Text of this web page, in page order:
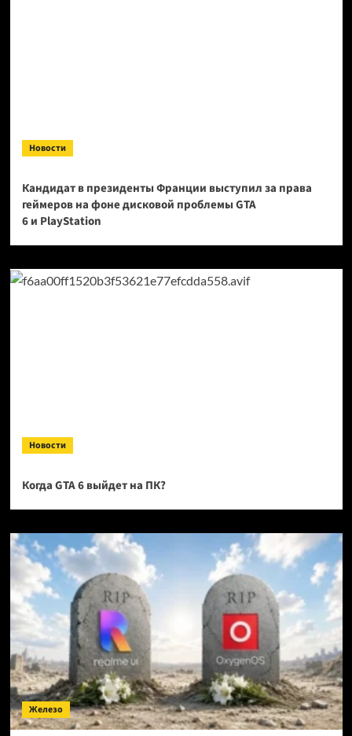
Новости
Кандидат в президенты Франции выступил за права
геймеров на фоне дисковой проблемы GTA
6 и PlayStation
Новости
Когда GTA 6 выйдет на ПК?
Железо